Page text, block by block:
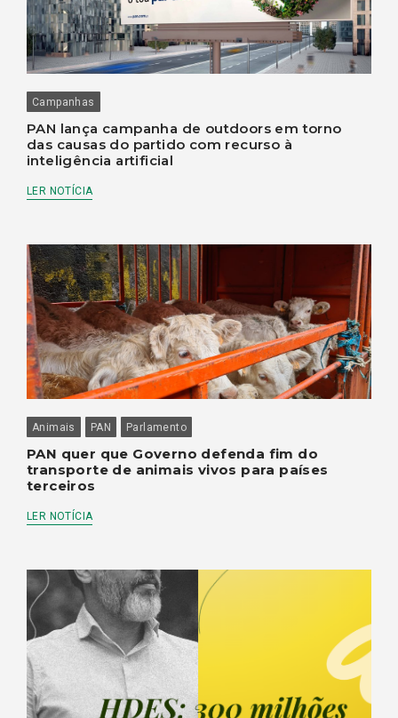
Campanhas
PAN lança campanha de outdoors em torno
das causas do partido com recurso à
inteligência artificial
LER NOTÍCIA
Animais PAN Parlamento
PAN quer que Governo defenda fim do
transporte de animais vivos para países
terceiros
LER NOTÍCIA